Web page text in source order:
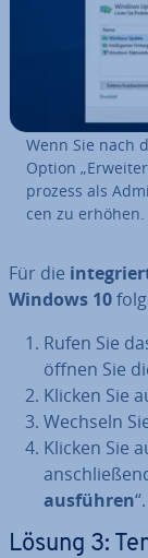
Wenn Sie nach
Option
pro­zess als
cen zu erhöhen.
Für die
Windows 10
Rufen Sie
öffnen Sie
Klicken Sie
Wechseln
Klicken Sie
ausführen“.
Lösung 3: